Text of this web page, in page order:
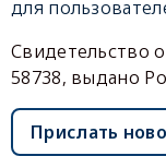
для
Свидетельство
58738, выдано
Прислать